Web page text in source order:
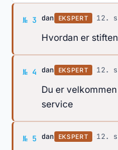
№ 3 Svar af dan
dan EKSPERT 12.
Hvordan er
№ 4 Svar af dan
dan EKSPERT 12.
Du er
service
№ 5 Svar af dan
dan EKSPERT 12.